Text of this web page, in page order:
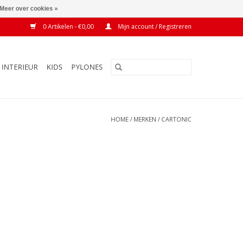
0 Artikelen - €0,00 Mijn account / Registreren
INTERIEUR KIDS PYLONES
HOME/ MERKEN / CARTONIC
Meer over cookies »